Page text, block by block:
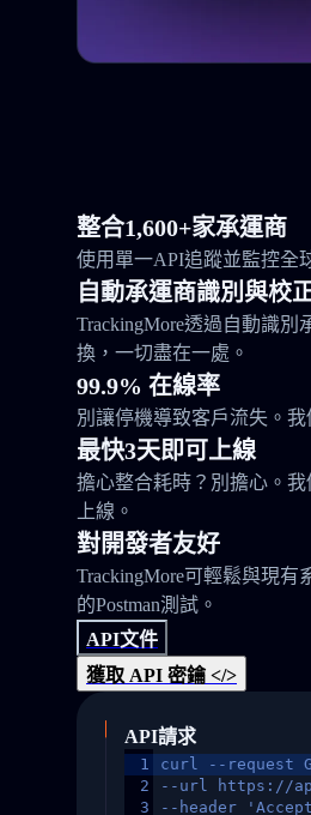
整合1,600+家承運商
使用單一API追蹤並監控全
自動承運商識別與校
TrackingMore透過自動識
換，一切盡在一處。
99.9% 在線率
別讓停機導致客戶流失。我
最快3天即可上線
擔心整合耗時？別擔心。
上線。
對開發者友好
TrackingMore可輕鬆與現
的Postman測試。
API文件
獲取 API 密鑰 </>
API請求
1
2
3
curl --request
--url https://
--header